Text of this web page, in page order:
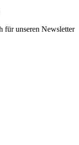
für unseren Newsletter